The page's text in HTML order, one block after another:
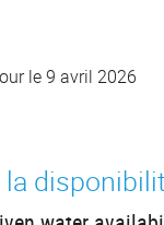
le 9 avril 2026